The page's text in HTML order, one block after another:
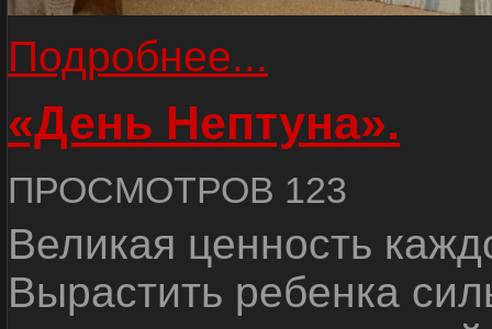
Подробнее...
«День Нептуна».
ПРОСМОТРОВ 123
Великая ценность
Вырастить ребенка